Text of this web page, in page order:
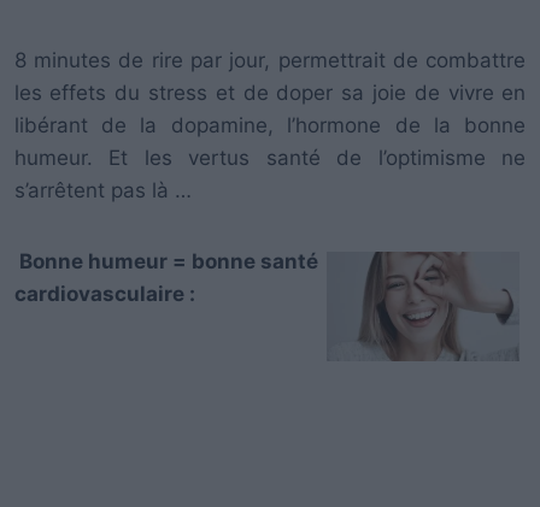
8 minutes de rire par jour, permettrait de combattre
les effets du stress et de doper sa joie de vivre en
libérant de la dopamine, l’hormone de la bonne
humeur. Et les vertus santé de l’optimisme ne
s’arrêtent pas là …
Bonne humeur = bonne santé
cardiovasculaire :